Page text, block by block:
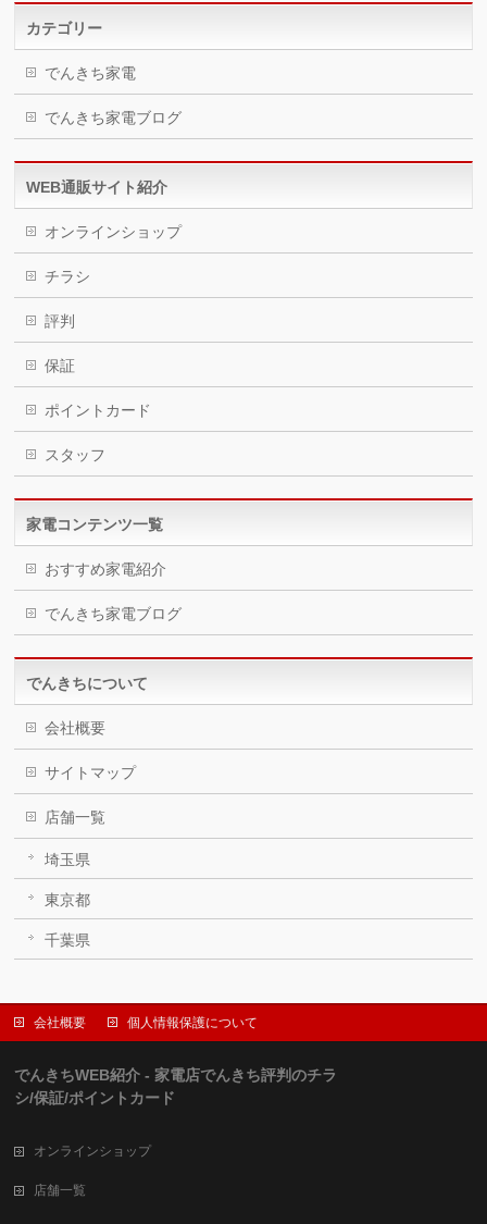
カテゴリー
でんきち家電
でんきち家電ブログ
WEB通販サイト紹介
オンラインショップ
チラシ
評判
保証
ポイントカード
スタッフ
家電コンテンツ一覧
おすすめ家電紹介
でんきち家電ブログ
でんきちについて
会社概要
サイトマップ
店舗一覧
埼玉県
東京都
千葉県
会社概要 個人情報保護について
でんきちWEB紹介 - 家電店でんきち評判のチラ
シ/保証/ポイントカード
オンラインショップ
店舗一覧